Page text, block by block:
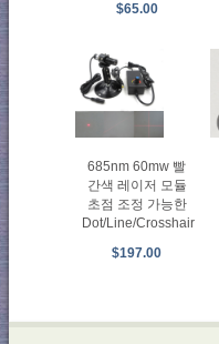
$65.00
685nm 60mw 빨
간색 레이저 모듈
초점 조정 가능한
Dot/Line/Crosshair
$197.00